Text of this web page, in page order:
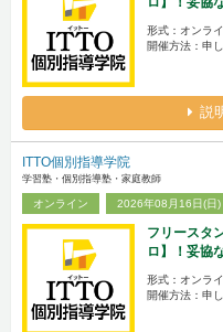
形式：オンラ
開催方法：申
説
ITTO個別指導学院
学習塾・個別指導塾・家庭教師
オンライン 2026年08月16日(日)
フリースタ
ロ】！妥協
形式：オンラ
開催方法：申